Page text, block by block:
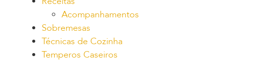
Acompanhamentos
Sobremesas
Técnicas de Cozinha
Temperos Caseiros